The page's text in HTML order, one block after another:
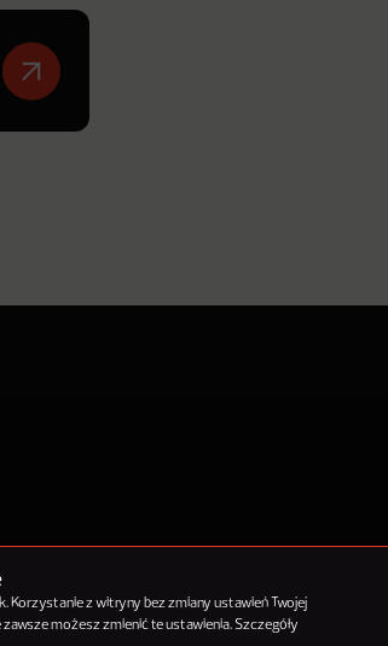
Korzystanie z witryny bez zmiany ustawień Twojej
możesz zmienić te ustawienia. Szczegóły
RSS